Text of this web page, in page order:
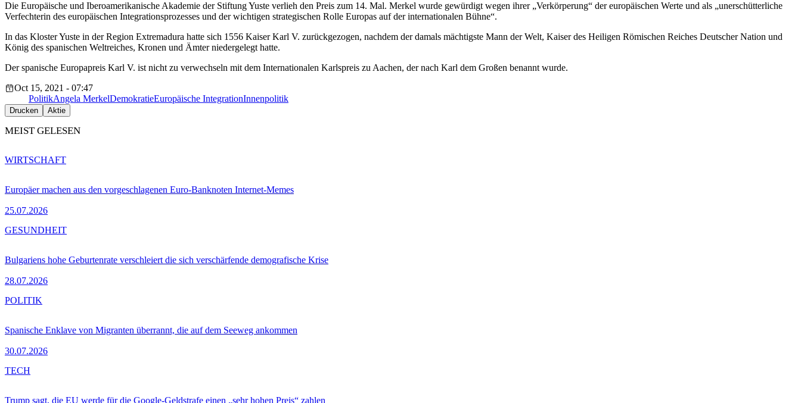
Die Europäische und Iberoamerikanische Akademie der Stiftung Yuste verlieh den Preis zum 14. Mal. Merkel wurde gewürdigt wegen ihrer „Verkörperung“ der europäischen Werte und als „unerschütterliche
Verfechterin des europäischen Integrationsprozesses und der wichtigen strategischen Rolle Europas auf der internationalen Bühne“.
In das Kloster Yuste in der Region Extremadura hatte sich 1556 Kaiser Karl V. zurückgezogen, nachdem der damals mächtigste Mann der Welt, Kaiser des Heiligen Römischen Reiches Deutscher Nation und
König des spanischen Weltreiches, Kronen und Ämter niedergelegt hatte.
Der spanische Europapreis Karl V. ist nicht zu verwechseln mit dem Internationalen Karlspreis zu Aachen, der nach Karl dem Großen benannt wurde.
Oct 15, 2021 - 07:47
PolitikAngela MerkelDemokratieEuropäische IntegrationInnenpolitik
Drucken Aktie
MEIST GELESEN
Europäer machen aus den vorgeschlagenen Euro-Banknoten Internet-Memes
25.07.2026
WIRTSCHAFT
Bulgariens hohe Geburtenrate verschleiert die sich verschärfende demografische Krise
28.07.2026
GESUNDHEIT
Spanische Enklave von Migranten überrannt, die auf dem Seeweg ankommen
30.07.2026
POLITIK
Trump sagt, die EU werde für die Google-Geldstrafe einen „sehr hohen Preis“ zahlen
TECH